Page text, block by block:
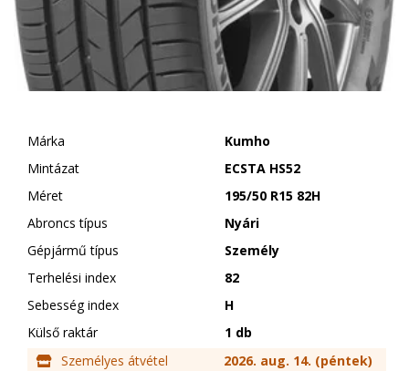
Márka
Kumho
Mintázat
ECSTA HS52
Méret
195/50 R15 82H
Abroncs típus
Nyári
Gépjármű típus
Személy
Terhelési index
82
Sebesség index
H
Külső raktár
1 db
Személyes átvétel
2026. aug. 14. (péntek)